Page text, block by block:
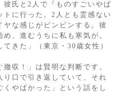
彼氏と2人で『ものすごいやば
トに行った。2人とも霊感ない
ヤな感じがビンビンする。彼
、進むうちに私も寒気が。
きた」（東京・30歳女性）
収！」は賢明な判断です。
り口で引き返していて、それ
やばかった」という話をし